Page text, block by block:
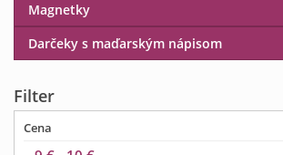
Magnetky
Darčeky s maďarským nápisom
Filter
Cena